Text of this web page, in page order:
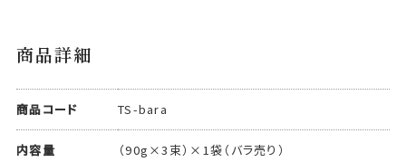
商品詳細
商品コード TS-bara
内容量 （90g×3束）×1袋（バラ売り）